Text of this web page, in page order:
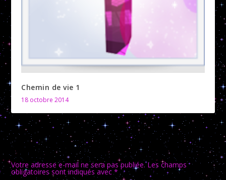
Chemin de vie 1
18 octobre 2014
LAISSER UNE RÉPONSE
Votre adresse e-mail ne sera pas publiée. Les champs
obligatoires sont indiqués avec*